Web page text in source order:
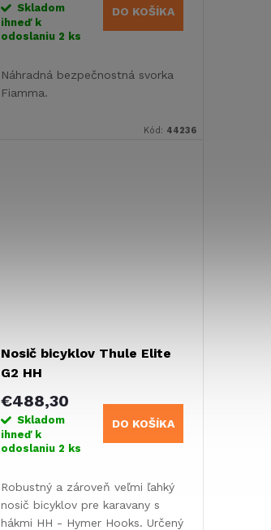
Skladom
ihneď k
odoslaniu 2 ks
DO KOŠÍKA
Náhradná bezpečnostná svorka
Fiamma.
Kód: 44236
Nosič bicyklov Thule Elite
G2 HH
€488,30
Skladom
ihneď k
odoslaniu 2 ks
DO KOŠÍKA
Robustný a zároveň veľmi ľahký
nosič bicyklov pre karavany s
hákmi HH - Hymer Hooks. Určený